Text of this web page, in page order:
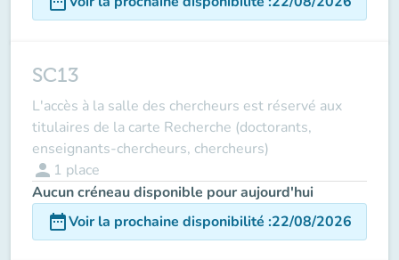
SC13
L'accès à la salle des chercheurs est réservé aux
titulaires de la carte Recherche (doctorants,
enseignants-chercheurs, chercheurs)
person 1 place
Aucun créneau disponible pour aujourd'hui
date_rangeVoir la prochaine disponibilité :22/08/2026